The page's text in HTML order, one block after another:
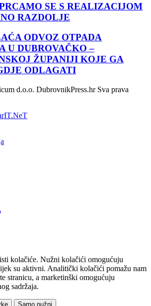
SE S REALIZACIJOM
RAZDOLJE
ODVOZ OTPADA
U DUBROVAČKO –
ŽUPANIJI KOJE GA
ODLAGATI
d.o.o. DubrovnikPress.hr Sva prava
kolačiće. Nužni kolačići omogućuju
su aktivni. Analitički kolačići pomažu nam
stranicu, a marketinški omogućuju
sadržaja.
Samo nužni